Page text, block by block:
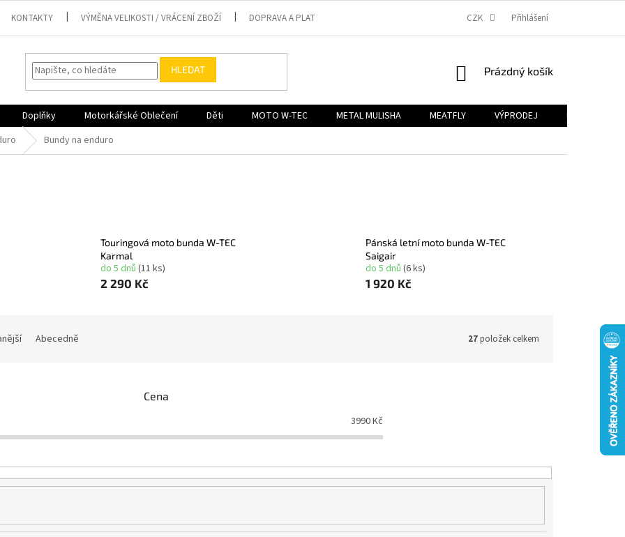
KONTAKTY VÝMĚNA VELIKOSTI / VRÁCENÍ ZBOŽÍ DOPRAVA A PLATBA PODMÍNKY OCHRANY OSOBNÍCH ÚDAJŮ
CZK Přihlášení
HLEDAT
NÁKUPNÍ
Prázdný košík
Doplňky Motorkářské Oblečení Děti MOTO W-TEC METAL MULISHA MEATFLY VÝPRODEJ B2B
Bundy na enduro
Touringová moto bunda W-TEC
Karmal
do 5 dnů(11 ks)
2 290 Kč
Pánská letní moto bunda W-TEC
Saigair
do 5 dnů (6 ks)
1 920 Kč
Abecedně 27položek celkem
Cena
3990Kč